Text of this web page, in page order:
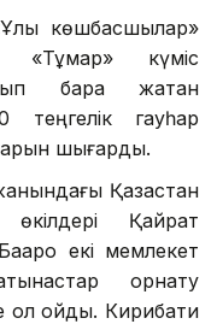
көшбасшылар»
«Тұмар» күміс
бара жатқан
теңгелік гауһар
шығарды.
Қазақстан
Қайрат
екі мемлекет
орнату
қойды. Кирибати